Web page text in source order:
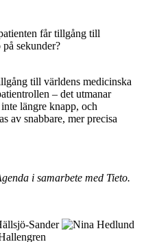
får tillgång till
sekunder?
till världens medicinska
– det utmanar
längre knapp, och
av snabbare, mer precisa
i samarbete med Tieto.